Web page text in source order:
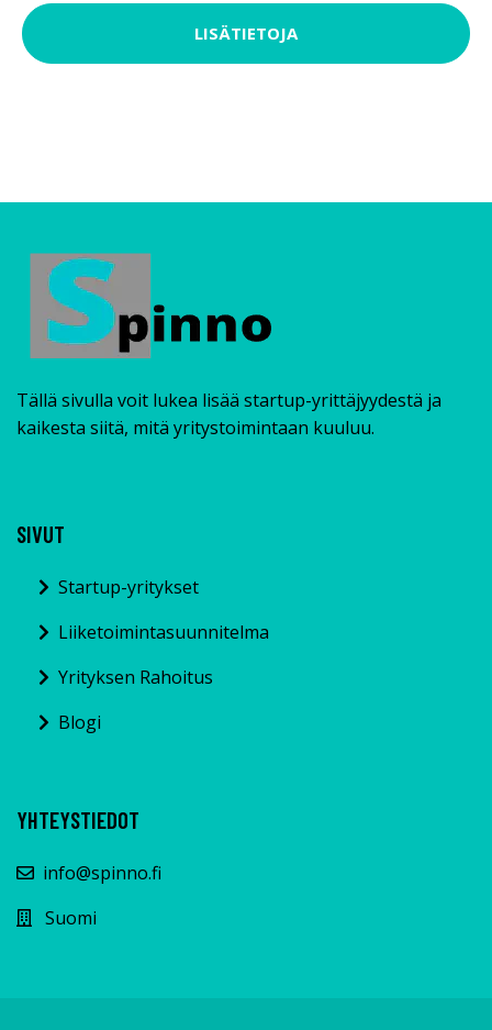
LISÄTIETOJA
Tällä sivulla voit lukea lisää startup-yrittäjyydestä ja
kaikesta siitä, mitä yritystoimintaan kuuluu.
SIVUT
Startup-yritykset
Liiketoimintasuunnitelma
Yrityksen Rahoitus
Blogi
YHTEYSTIEDOT
info@spinno.fi
Suomi